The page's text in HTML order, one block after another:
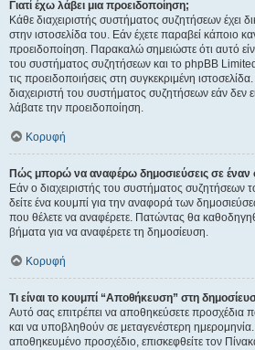
Γιατί έχω λάβει μια προειδοποίηση;
Κάθε διαχειριστής συστήματος συζητήσεων έχει
στην ιστοσελίδα του. Εάν έχετε παραβεί κάποιο
προειδοποίηση. Παρακαλώ σημειώστε ότι αυτό
του συστήματος συζητήσεων και το phpBB Limited
τις προειδοποιήσεις στη συγκεκριμένη
διαχειριστή του συστήματος συζητήσεων εάν δεν
λάβατε την προειδοποίηση.
Κορυφή
Πώς μπορώ να αναφέρω δημοσιεύσεις σε έναν
Εάν ο διαχειριστής του συστήματος συζητήσεων
δείτε ένα κουμπί για την αναφορά των
που θέλετε να αναφέρετε. Πατώντας θα
βήματα για να αναφέρετε τη δημοσίευση.
Κορυφή
Τι είναι το κουμπί “Αποθήκευση” στη
Αυτό σας επιτρέπει να αποθηκεύσετε
και να υποβληθούν σε μεταγενέστερη
αποθηκευμένο προσχέδιο, επισκεφθείτε τον